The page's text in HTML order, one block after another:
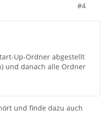
#4
Up-Ordner abgestellt
und danach alle Ordner
und finde dazu auch